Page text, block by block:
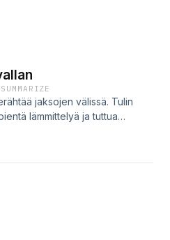
jaksojen välissä. Tulin
lämmittelyä ja tuttua
jälleen noustaan!---Email:
@hiemanobeesi